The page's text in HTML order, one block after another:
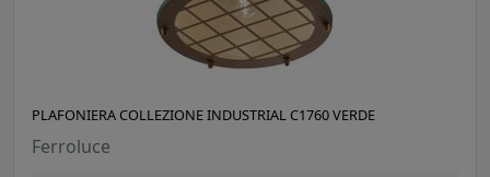
PLAFONIERA COLLEZIONE INDUSTRIAL C1760 VERDE
Ferroluce